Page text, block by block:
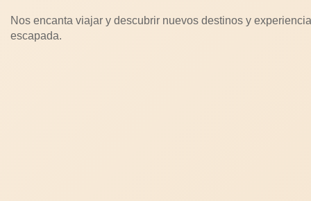
Nos encanta viajar y descubrir nuevos destinos y
escapada.